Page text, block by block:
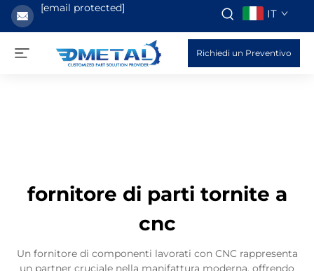
[email protected] IT
Richiedi un Preventivo
fornitore di parti tornite a
cnc
Un fornitore di componenti lavorati con CNC rappresenta
un partner cruciale nella manifattura moderna, offrendo